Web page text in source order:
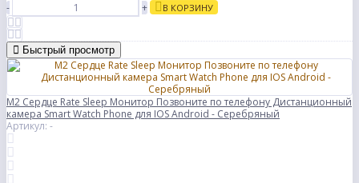
-
+ В КОРЗИНУ
Быстрый просмотр
M2 Сердце Rate Sleep Монитор Позвоните по телефону Дистанционный
камера Smart Watch Phone для IOS Android - Серебряный
Артикул: -